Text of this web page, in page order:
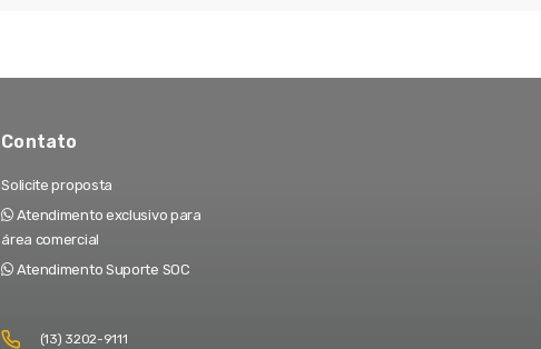
Contato
Solicite proposta
Atendimento exclusivo para
área comercial
Atendimento Suporte SOC
(13) 3202-9111